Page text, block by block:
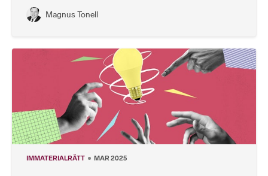
Magnus Tonell
IMMATERIALRÄTT MAR 2025